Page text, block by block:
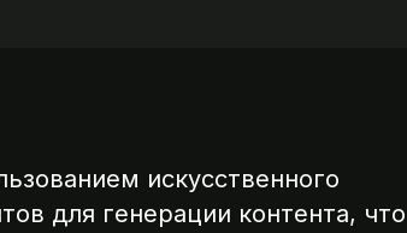
искусственного
для генерации контента, что